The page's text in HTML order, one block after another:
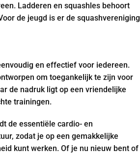
Ladderen en squashles behoort
de jeugd is er de squashvereniging
en effectief voor iedereen.
om toegankelijk te zijn voor
de nadruk ligt op een vriendelijke
trainingen.
de essentiële cardio- en
zodat je op een gemakkelijke
kunt werken. Of je nu nieuw bent of